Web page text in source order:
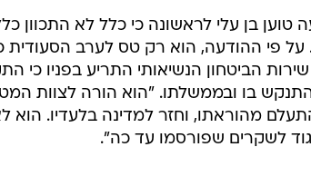
טוען בן עלי לראשונה כי כלל לא התכוון
על פי ההודעה, הוא רק טס לערב
הביטחון הנשיאותי התריע בפניו כי
בו ובממשלתו. "הוא הורה לצוות
מהוראתו, וחזר למדינה בלעדיו. הוא
לשקרים שפורסמו עד כה".